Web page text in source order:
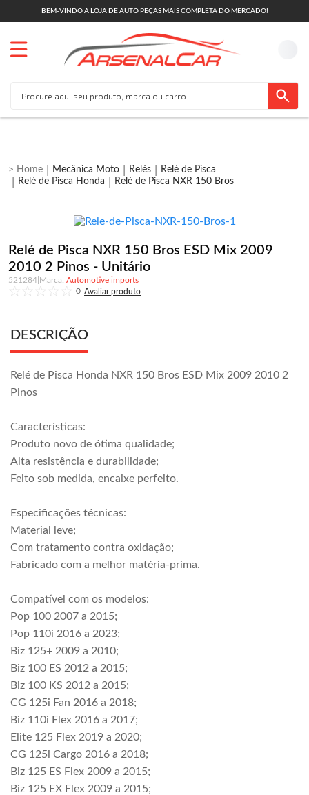
BEM-VINDO A LOJA DE AUTO PEÇAS MAIS COMPLETA DO MERCADO!
Mecânica Moto Relés
Relé de Pisca
Relé de Pisca Honda
Relé de Pisca NXR 150 Bros
Relé de Pisca NXR 150 Bros ESD Mix 2009
2010 2 Pinos - Unitário
521284
Automotive imports
0
DESCRIÇÃO
Relé de Pisca Honda NXR 150 Bros ESD Mix 2009 2010 2
Pinos
Características:
Produto novo de ótima qualidade;
Alta resistência e durabilidade;
Feito sob medida, encaixe perfeito.
Especificações técnicas:
Material leve;
Com tratamento contra oxidação;
Fabricado com a melhor matéria-prima.
Compatível com os modelos:
Pop 100 2007 a 2015;
Pop 110i 2016 a 2023;
Biz 125+ 2009 a 2010;
Biz 100 ES 2012 a 2015;
Biz 100 KS 2012 a 2015;
CG 125i Fan 2016 a 2018;
Biz 110i Flex 2016 a 2017;
Elite 125 Flex 2019 a 2020;
CG 125i Cargo 2016 a 2018;
Biz 125 ES Flex 2009 a 2015;
Biz 125 EX Flex 2009 a 2015;